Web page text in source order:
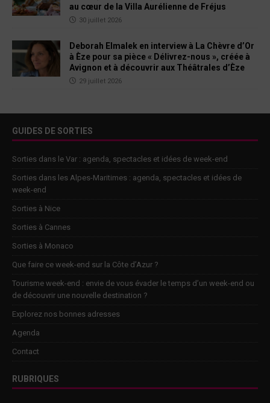
au cœur de la Villa Aurélienne de Fréjus
30 juillet 2026
Deborah Elmalek en interview à La Chèvre d’Or
à Èze pour sa pièce « Délivrez-nous », créée à
Avignon et à découvrir aux Théâtrales d’Èze
29 juillet 2026
GUIDES DE SORTIES
Sorties dans le Var : agenda, spectacles et idées de week-end
Sorties dans les Alpes-Maritimes : agenda, spectacles et idées de
week-end
Sorties à Nice
Sorties à Cannes
Sorties à Monaco
Que faire ce week-end sur la Côte d’Azur ?
Tourisme week-end : envie de vous évader le temps d’un week-end ou
de découvrir une nouvelle destination ?
Explorez nos bonnes adresses
Agenda
Contact
RUBRIQUES